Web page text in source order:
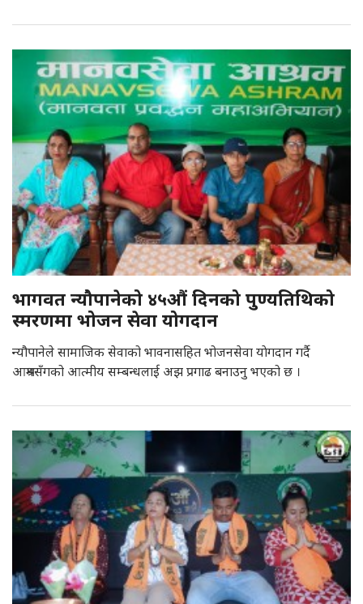
भागवत न्यौपानेको ४५औं दिनको पुण्यतिथिको
स्मरणमा भोजन सेवा योगदान
न्यौपानेले सामाजिक सेवाको भावनासहित भोजनसेवा याेगदान गर्दै
आश्रमसँगको आत्मीय सम्बन्धलाई अझ प्रगाढ बनाउनु भएको छ ।